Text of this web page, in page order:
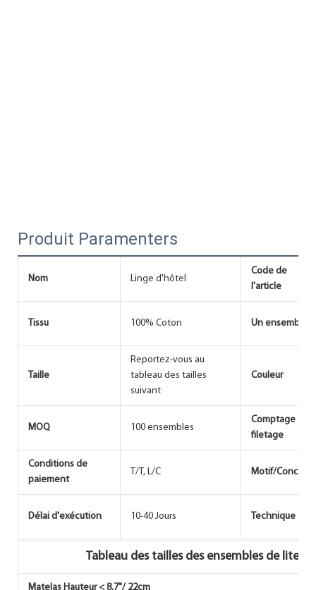
Produit Paramenters
Nom Linge d'hôtel
Code de
l'article
Tissu 100% Coton Un ensemble
Taille
Reportez-vous au
tableau des tailles
suivant
Couleur
MOQ 100 ensembles
Comptage de
filetage
Conditions de
paiement
T/T, L/C Motif/
Délai d'exécution 10-40 Jours Technique
Tableau des tailles des ensembles de
Matelas Hauteur < 8.7"/ 22cm